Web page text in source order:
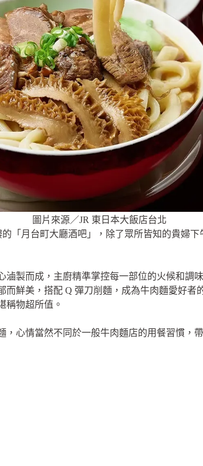
圖片來源／JR 東日本大飯店台北
「月台町大廳酒吧」，除了眾所皆知的貴婦
滷製而成，主廚精準掌控每一部位的火候和調
鮮美，搭配 Q 彈刀削麵，成為牛肉麵愛好者
稱物超所值。
心情當然不同於一般牛肉麵店的用餐習慣，